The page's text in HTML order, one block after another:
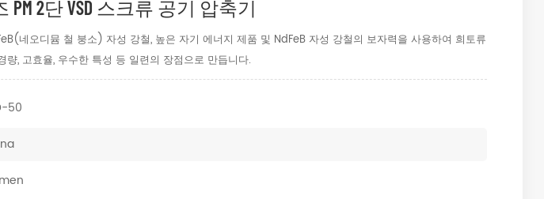
PM 2단 VSD 스크류 공기 압축기
네오디뮴 철 붕소) 자성 강철, 높은 자기 에너지 제품 및 NdFeB 자성 강철의 보자력을 사용하여 희토류
량, 고효율, 우수한 특성 등 일련의 장점으로 만듭니다.
50